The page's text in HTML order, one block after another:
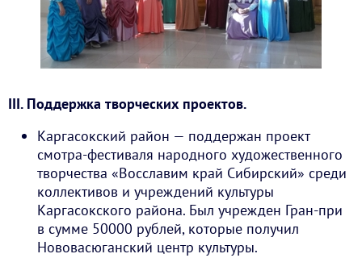
III. Поддержка творческих проектов.
Каргасокский район — поддержан проект
смотра-фестиваля народного художественного
творчества «Восславим край Сибирский» среди
коллективов и учреждений культуры
Каргасокского района. Был учрежден Гран-при
в сумме 50000 рублей, которые получил
Нововасюганский центр культуры.